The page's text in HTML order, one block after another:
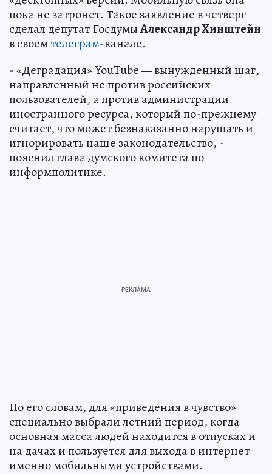
пока не затронет. Такое заявление в четверг
сделал депутат ГосдумыАлександр Хинштейн
в своемтелеграм-канале.
- «Деградация» YouTube — вынужденный шаг,
направленный не против российских
пользователей, а против администрации
иностранного ресурса, который по-прежнему
считает, что может безнаказанно нарушать и
игнорировать наше законодательство, -
пояснил глава думского комитета по
информполитике.
По его словам, для «приведения в чувство»
специально выбрали летний период, когда
основная масса людей находится в отпусках и
на дачах и пользуется для выхода в интернет
именно мобильными устройствами.